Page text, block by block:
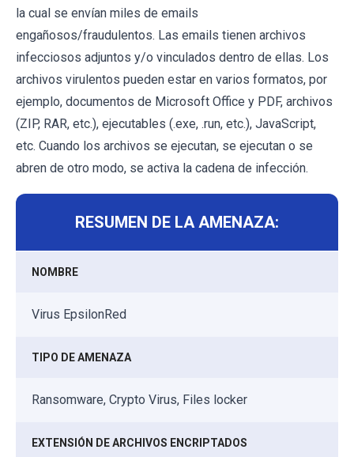
la cual se envían miles de emails
engañosos/fraudulentos. Las emails tienen archivos
infecciosos adjuntos y/o vinculados dentro de ellas. Los
archivos virulentos pueden estar en varios formatos, por
ejemplo, documentos de Microsoft Office y PDF, archivos
(ZIP, RAR, etc.), ejecutables (.exe, .run, etc.), JavaScript,
etc. Cuando los archivos se ejecutan, se ejecutan o se
abren de otro modo, se activa la cadena de infección.
RESUMEN DE LA AMENAZA:
NOMBRE
Virus EpsilonRed
TIPO DE AMENAZA
Ransomware, Crypto Virus, Files locker
EXTENSIÓN DE ARCHIVOS ENCRIPTADOS